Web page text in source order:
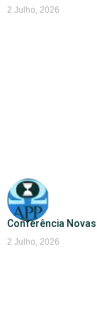
2 Julho, 2026
Conferência
2 Julho, 2026